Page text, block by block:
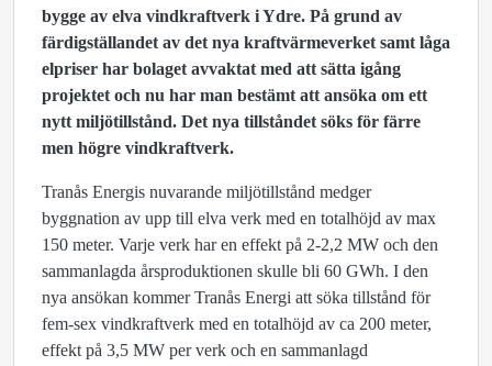
bygge av elva vindkraftverk i Ydre. På grund av
färdigställandet av det nya kraftvärmeverket samt låga
elpriser har bolaget avvaktat med att sätta igång
projektet och nu har man bestämt att ansöka om ett
nytt miljötillstånd. Det nya tillståndet söks för färre
men högre vindkraftverk.
Tranås Energis nuvarande miljötillstånd medger
byggnation av upp till elva verk med en totalhöjd av max
150 meter. Varje verk har en effekt på 2-2,2 MW och den
sammanlagda årsproduktionen skulle bli 60 GWh. I den
nya ansökan kommer Tranås Energi att söka tillstånd för
fem-sex vindkraftverk med en totalhöjd av ca 200 meter,
effekt på 3,5 MW per verk och en sammanlagd